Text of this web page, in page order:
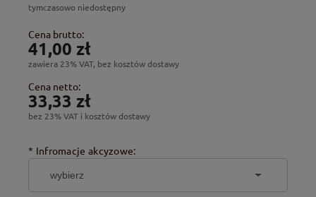
tymczasowo niedostępny
Cena brutto:
41,00 zł
zawiera 23% VAT, bez kosztów dostawy
Cena netto:
33,33 zł
bez 23% VAT i kosztów dostawy
* Infromacje akcyzowe: